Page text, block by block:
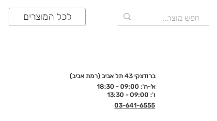
לכל המוצרים
ברודצקי 43 תל אביב (רמת אביב)
א'-ה': 09:00 - 18:30
ו': 09:00 - 13:30
03-641-6555